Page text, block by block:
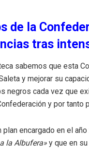
de la
tras
sabemos que esta
y mejorar su
negros cada vez que
y por tanto
encargado en el
la Albufera» y que en